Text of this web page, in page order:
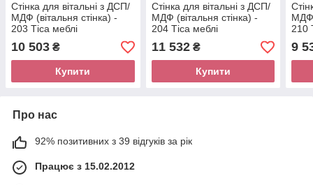
Стінка для вітальні з ДСП/
МДФ (вітальня стінка) -
203 Тіса меблі
10 503 ₴
Купити
Стінка для вітальні з ДСП/
МДФ (вітальня стінка) -
204 Тіса меблі
11 532₴
Купити
МДФ
210
9
Про нас
92% позитивних з 39 відгуків за рік
Працює з 15.02.2012